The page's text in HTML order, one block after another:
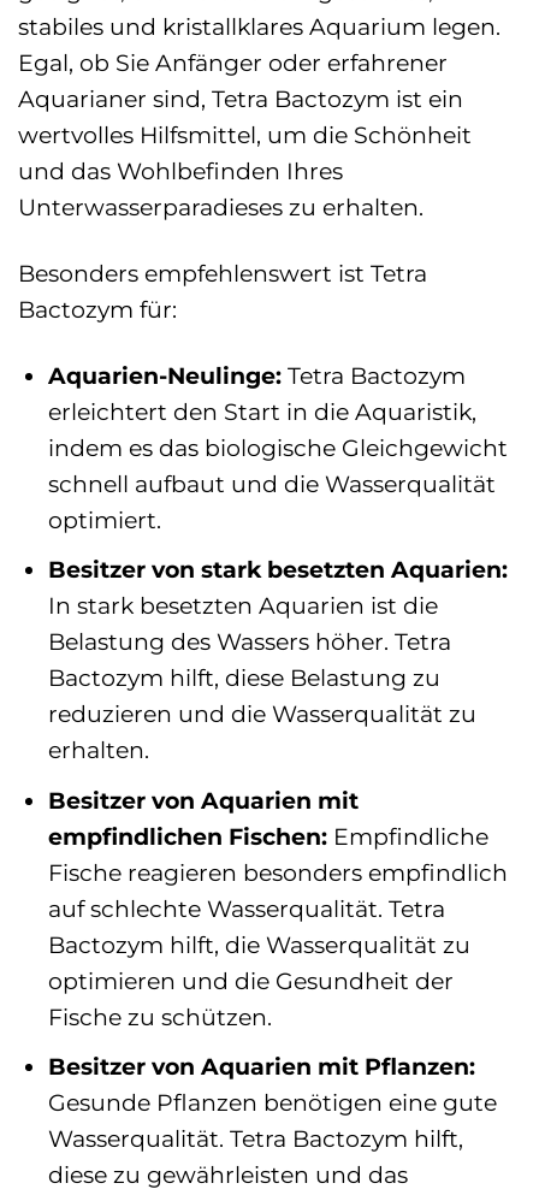
stabiles und kristallklares Aquarium legen.
Egal, ob Sie Anfänger oder erfahrener
Aquarianer sind, Tetra Bactozym ist ein
wertvolles Hilfsmittel, um die Schönheit
und das Wohlbefinden Ihres
Unterwasserparadieses zu erhalten.
Besonders empfehlenswert ist Tetra
Bactozym für:
Aquarien-Neulinge:Tetra Bactozym
erleichtert den Start in die Aquaristik,
indem es das biologische Gleichgewicht
schnell aufbaut und die Wasserqualität
optimiert.
Besitzer von stark besetzten Aquarien:
In stark besetzten Aquarien ist die
Belastung des Wassers höher. Tetra
Bactozym hilft, diese Belastung zu
reduzieren und die Wasserqualität zu
erhalten.
Besitzer von Aquarien mit
empfindlichen Fischen:Empfindliche
Fische reagieren besonders empfindlich
auf schlechte Wasserqualität. Tetra
Bactozym hilft, die Wasserqualität zu
optimieren und die Gesundheit der
Fische zu schützen.
Besitzer von Aquarien mit Pflanzen:
Gesunde Pflanzen benötigen eine gute
Wasserqualität. Tetra Bactozym hilft,
diese zu gewährleisten und das